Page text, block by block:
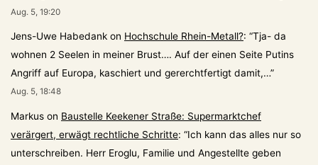
Aug. 5, 19:20
Jens-Uwe Habedank on Hochschule Rhein-Metall?: “Tja- da
wohnen 2 Seelen in meiner Brust…. Auf der einen Seite Putins
Angriff auf Europa, kaschiert und gererchtfertigt damit,…”
Aug. 5, 18:48
Markus on Baustelle Keekener Straße: Supermarktchef
verärgert, erwägt rechtliche Schritte: “Ich kann das alles nur so
unterschreiben. Herr Eroglu, Familie und Angestellte geben